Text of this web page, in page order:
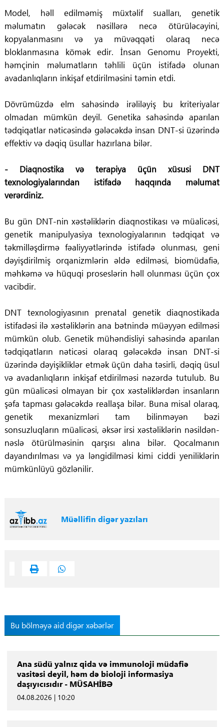
Model, həll edilməmiş müxtəlif sualları, genetik
məlumatın gələcək nəsillərə necə ötürüləcəyini,
kopyalanmasını və ya müvəqqəti olaraq necə
bloklanmasına kömək edir. İnsan Genomu Proyekti,
həmçinin məlumatların təhlili üçün istifadə olunan
avadanlıqların inkişaf etdirilməsini təmin etdi.
Dövrümüzdə elm sahəsində irəliləyiş bu kriteriyalar
olmadan mümkün deyil. Genetika sahəsində aparılan
tədqiqatlar nəticəsində gələcəkdə insan DNT-si üzərində
effektiv və dəqiq üsullar hazırlana bilər.
- Diaqnostika və terapiya üçün xüsusi DNT
texnologiyalarından istifadə haqqında məlumat
verərdiniz.
Bu gün DNT-nin xəstəliklərin diaqnostikası və müalicəsi,
genetik manipulyasiya texnologiyalarının tədqiqat və
təkmilləşdirmə fəaliyyətlərində istifadə olunması, geni
dəyişdirilmiş orqanizmlərin əldə edilməsi, biomüdafiə,
məhkəmə və hüquqi proseslərin həll olunması üçün çox
vacibdir.
DNT texnologiyasının prenatal genetik diaqnostikada
istifadəsi ilə xəstəliklərin ana bətnində müəyyən edilməsi
mümkün olub. Genetik mühəndisliyi sahəsində aparılan
tədqiqatların nəticəsi olaraq gələcəkdə insan DNT-si
üzərində dəyişikliklər etmək üçün daha təsirli, dəqiq üsul
və avadanlıqların inkişaf etdirilməsi nəzərdə tutulub. Bu
gün müalicəsi olmayan bir çox xəstəliklərdən insanların
şəfa tapması gələcəkdə reallaşa bilər. Buna misal olaraq,
genetik mexanizmləri tam bilinməyən bəzi
sonsuzluqların müalicəsi, əksər irsi xəstəliklərin nəsildən-
nəslə ötürülməsinin qarşısı alına bilər. Qocalmanın
dayandırılması və ya ləngidilməsi kimi ciddi yeniliklərin
mümkünlüyü gözlənilir.
Müəllifin digər yazıları
Bu bölməyə aid digər xəbərlər
Ana südü yalnız qida və immunoloji müdafiə
vasitəsi deyil, həm də bioloji informasiya
daşıyıcısıdır - MÜSAHİBƏ
04.08.2026 | 10:20